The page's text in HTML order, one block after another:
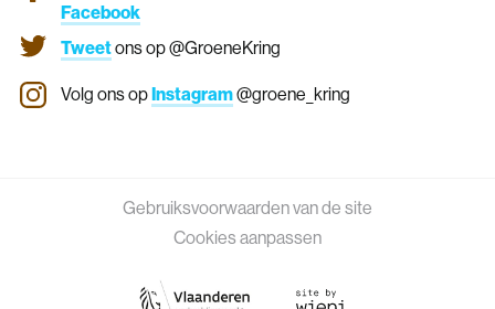
Facebook
Tweetons op @GroeneKring
Volg ons opInstagram@groene_kring
Gebruiksvoorwaarden van de site
Cookies aanpassen